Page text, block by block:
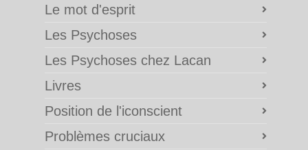
Le mot d'esprit
Les Psychoses
Les Psychoses chez Lacan
Livres
Position de l'iconscient
Problèmes cruciaux